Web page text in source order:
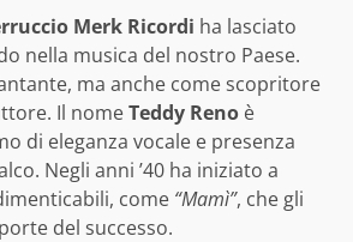
Merk Ricordi ha lasciato
nella musica del nostro Paese.
ma anche come scopritore
Il nomeTeddy Reno è
di eleganza vocale e presenza
Negli anni ’40 ha iniziato a
come “Mamì”, che gli
del successo.